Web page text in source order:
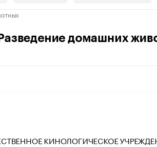
домашних
КИНОЛОГИЧЕСКОЕ